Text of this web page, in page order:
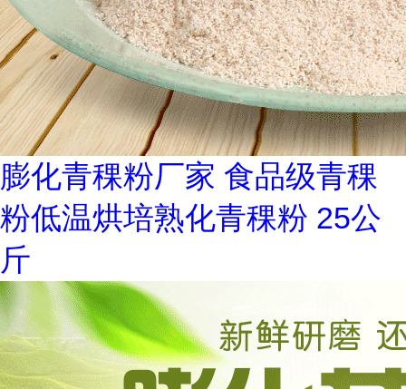
膨化青稞粉厂家 食品级青稞
粉低温烘培熟化青稞粉 25公
斤